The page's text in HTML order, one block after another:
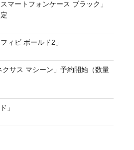
マートフォンケース ブラック」
ィビ ボールド2」
クサス マシーン」予約開始（数量
」